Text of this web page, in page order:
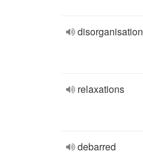
disorganisation
relaxations
debarred